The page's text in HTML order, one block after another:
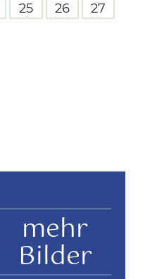
25 26
27
mehr
Bilder